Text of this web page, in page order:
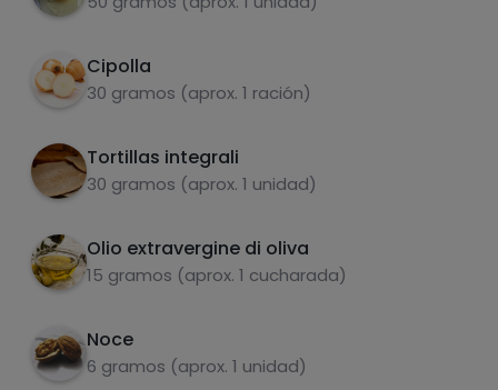
Cipolla
30 gramos (aprox. 1 ración)
Tortillas integrali
30 gramos (aprox. 1 unidad)
Olio extravergine di oliva
15 gramos (aprox. 1 cucharada)
Noce
6 gramos (aprox. 1 unidad)
integrale, distribuire gli spinaci e completare
con la burrata sbriciolata, le noci tritate e
l'uovo.
5 Cuocere per 10-15 minuti. Tenere d'occhio
per non bruciare la tortilla.
6
zuccheri grassi saturi